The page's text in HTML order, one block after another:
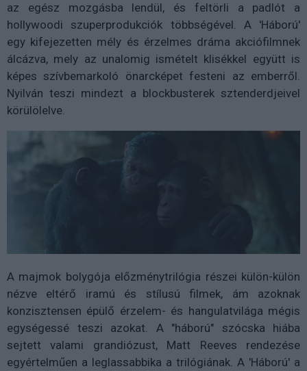
az egész mozgásba lendül, és feltörli a padlót a
hollywoodi szuperprodukciók többségével. A 'Háború'
egy kifejezetten mély és érzelmes dráma akciófilmnek
álcázva, mely az unalomig ismételt klisékkel együtt is
képes szívbemarkoló önarcképet festeni az emberről.
Nyilván teszi mindezt a blockbusterek sztenderdjeivel
körülölelve.
A majmok bolygója előzménytrilógia részei külön-külön
nézve eltérő iramú és stílusú filmek, ám azoknak
konzisztensen épülő érzelem- és hangulatvilága mégis
egységessé teszi azokat. A "háború" szócska hiába
sejtett valami grandiózust, Matt Reeves rendezése
egyértelműen a leglassabbika a trilógiának. A 'Háború' a